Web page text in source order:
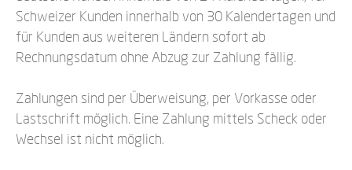
Schweizer Kunden innerhalb von 30 Kalendertagen und
für Kunden aus weiteren Ländern sofort ab
Rechnungsdatum ohne Abzug zur Zahlung fällig.
Zahlungen sind per Überweisung, per Vorkasse oder
Lastschrift möglich. Eine Zahlung mittels Scheck oder
Wechsel ist nicht möglich.